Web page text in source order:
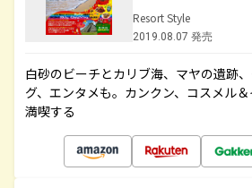
Resort Style
2019.08.07 発売
白砂のビーチとカリブ海、マヤの遺跡
グ、エンタメも。カンクン、コスメル
満喫する